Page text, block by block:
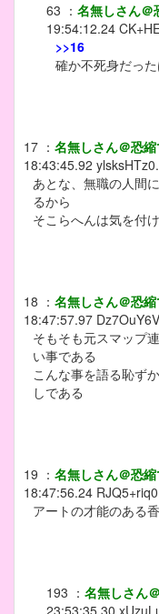
63 ： 名無しさん
19:54:12.24
>>16
確か不死身だっ
17 ： 名無しさん＠恐
18:43:45.92
あとな、無職の人間
るから
そこらへんは気を付
18 ： 名無しさん＠恐
18:47:57.97
そもそも元スマップ
い事である
こんな事を語る恥ず
しである
19 ： 名無しさん＠恐
18:47:56.24
アートの才能のある
193 ： 名無しさん